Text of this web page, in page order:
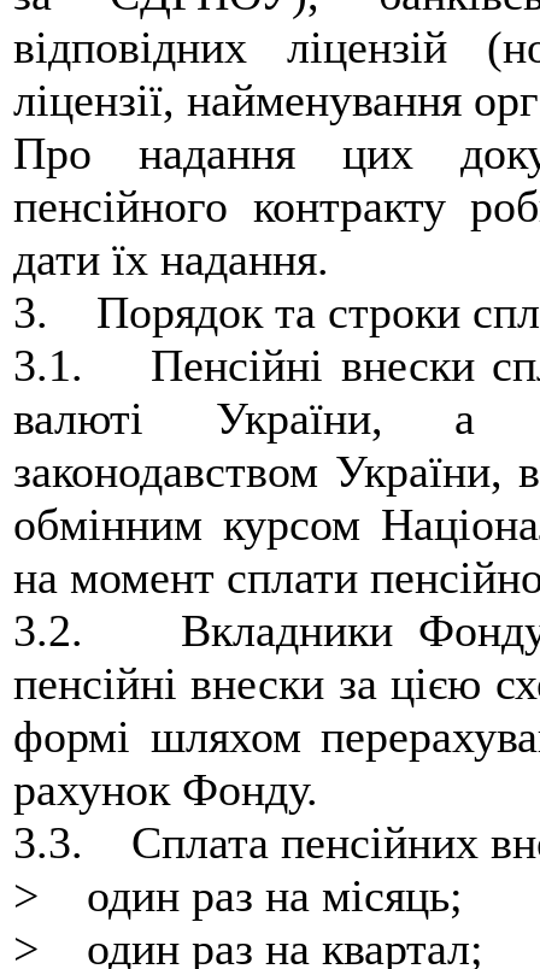
відповідних ліцензій
ліцензії, найменування
Про надання цих
пенсійного контракту
дати їх надання.
3. Порядок та строки
3.1. Пенсійні внески
валюті України, а
законодавством України,
обмінним курсом
на момент сплати
3.2. Вкладники Фонду
пенсійні внески за цією
формі шляхом
рахунок Фонду.
3.3. Сплата пенсійних
> один раз на місяць;
> один раз на квартал;